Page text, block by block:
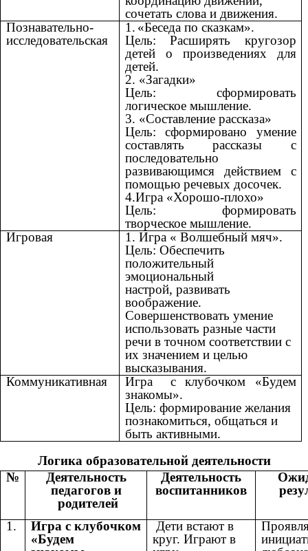
сочетать слова и движения.
Познавательно-
исследовательская
1. «Беседа по сказкам».
Цель:Расширять кругозор
детей о произведениях для
детей.
2. «Загадки»
Цель:
сформировать
логическое мышление.
3. «Составление рассказа»
Цель: сформировано умение
составлять рассказы с
последовательно
развивающимся действием с
помощью речевых досочек.
4.Игра «Хорошо-плохо»
Цель:
формировать
творческое мышление.
Игровая
1. Игра « Волшебный мяч».
Цель: Обеспечить
положительный
эмоциональный
настрой, развивать
воображение.
Совершенствовать умение
использовать разные части
речи в точном соответствии с
их значением и целью
высказывания.
Коммуникативная
Игра с клубочком «Будем
знакомы».
Цель: формирование желания
познакомиться, общаться и
быть активными.
Логика образовательной деятельности
№
Деятельность
педагогов и
родителей
Деятельность
воспитанников
1.
Игра с клубочком
«Будем
Дети встают в
круг. Играют в